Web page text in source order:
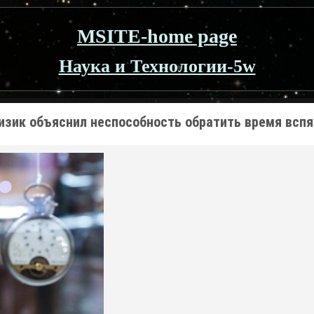
MSITE-home page
Наука и Технологии-5w
объяснил неспособность обратить время